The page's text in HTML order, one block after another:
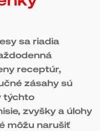
sa riadia
receptúr,
zásahy sú
týchto
zvyšky a úlohy
môžu narušiť